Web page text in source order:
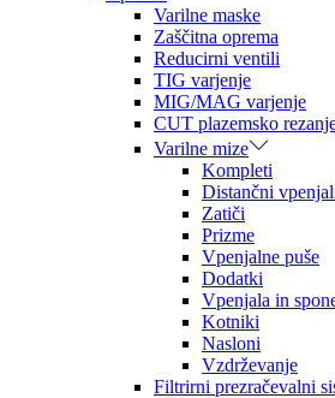
Varilne maske
Zaščitna oprema
Reducirni ventili
TIG varjenje
MIG/MAG varjenje
CUT plazemsko
Varilne mize
Kompleti
Distančni
Zatiči
Prizme
Vpenjalne puše
Dodatki
Vpenjala in
Kotniki
Nasloni
Vzdrževanje
Filtrirni prezračevalni